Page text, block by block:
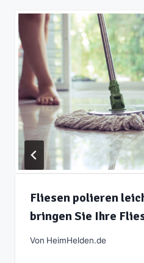
Fliesen polieren
bringen Sie Ihre
Von HeimHelden.de